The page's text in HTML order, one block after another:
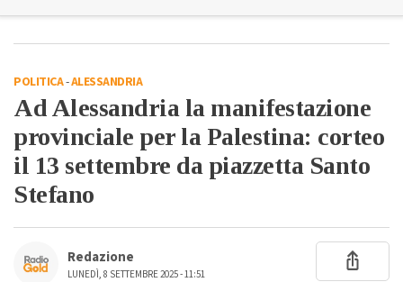
POLITICA-ALESSANDRIA
Ad Alessandria la manifestazione
provinciale per la Palestina: corteo
il 13 settembre da piazzetta Santo
Stefano
Redazione
LUNEDÌ, 8 SETTEMBRE 2025 - 11:51